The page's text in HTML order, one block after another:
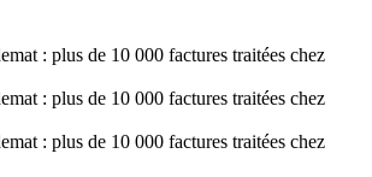
: plus de 10 000 factures traitées chez
: plus de 10 000 factures traitées chez
: plus de 10 000 factures traitées chez